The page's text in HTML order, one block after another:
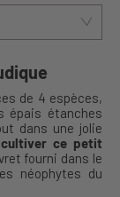
de 4 espèces,
épais étanches
dans une jolie
cultiver ce petit
fourni dans le
néophytes du